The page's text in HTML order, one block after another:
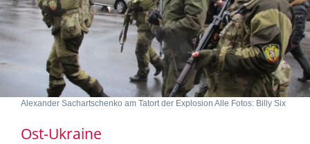
Alexander Sachartschenko am Tatort der Explosion Alle Fotos: Billy Six
Ost-Ukraine